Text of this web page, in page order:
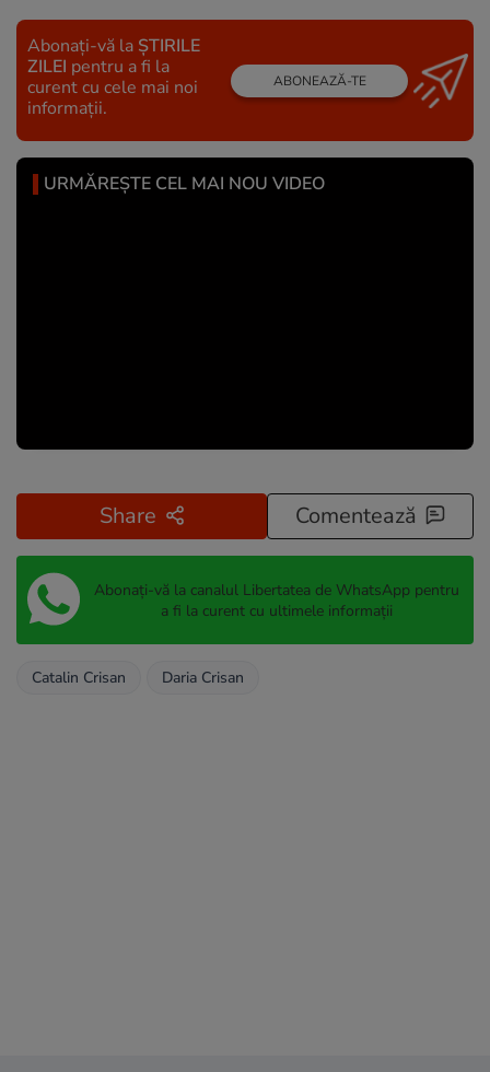
Abonați-vă la ȘTIRILE
ZILEI pentru a fi la
curent cu cele mai noi
informații.
ABONEAZĂ-TE
URMĂREȘTE CEL MAI NOU VIDEO
Share Comentează
Abonați-vă la canalul Libertatea de WhatsApp pentru
a fi la curent cu ultimele informații
Catalin Crisan Daria Crisan